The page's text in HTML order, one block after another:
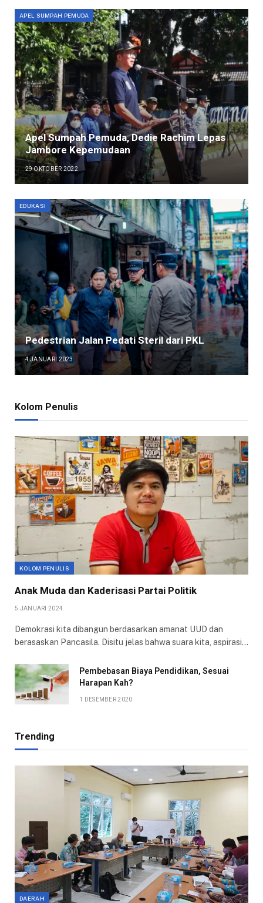
APEL SUMPAH PEMUDA
Apel Sumpah Pemuda, Dedie Rachim Lepas
Jambore Kepemudaan
29 OKTOBER 2022
EDUKASI
Pedestrian Jalan Pedati Steril dari PKL
4 JANUARI 2023
Kolom Penulis
KOLOM PENULIS
Anak Muda dan Kaderisasi Partai Politik
5 JANUARI 2024
Demokrasi kita dibangun berdasarkan amanat UUD dan
berasaskan Pancasila. Disitu jelas bahwa suara kita, aspirasi…
Pembebasan Biaya Pendidikan, Sesuai
Harapan Kah?
1 DESEMBER 2020
Trending
DAERAH